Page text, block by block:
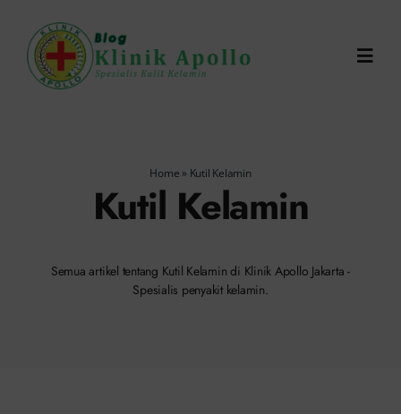
content
0821-1099-9870
Home » Kutil Kelamin
Kutil Kelamin
Semua artikel tentang Kutil Kelamin di Klinik Apollo Jakarta -
Spesialis penyakit kelamin.